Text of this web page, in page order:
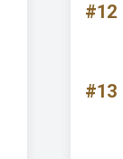
#12
#13